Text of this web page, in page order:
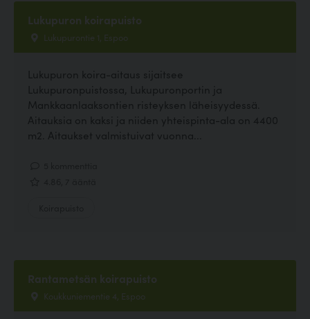
Lukupuron koirapuisto
Lukupurontie 1, Espoo
Lukupuron koira-aitaus sijaitsee
Lukupuronpuistossa, Lukupuronportin ja
Mankkaanlaaksontien risteyksen läheisyydessä.
Aitauksia on kaksi ja niiden yhteispinta-ala on 4400
m2. Aitaukset valmistuivat vuonna...
Rantametsän koirapuisto
Koukkuniementie 4, Espoo